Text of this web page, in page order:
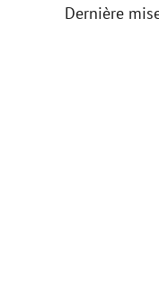
Dernière